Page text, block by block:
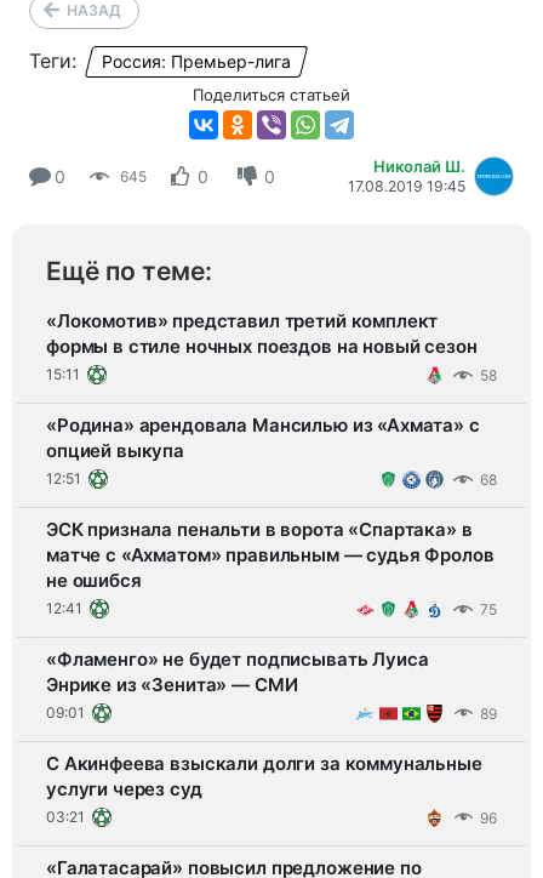
НАЗАД
Теги: Россия: Премьер-лига
Поделиться статьей
0 645 0 0 Николай Ш.
17.08.2019 19:45
Ещё по теме:
«Локомотив» представил третий комплект
формы в стиле ночных поездов на новый сезон
15:11 58
«Родина» арендовала Мансилью из «Ахмата» с
опцией выкупа
12:51 68
ЭСК признала пенальти в ворота «Спартака» в
матче с «Ахматом» правильным — судья Фролов
не ошибся
12:41 75
«Фламенго» не будет подписывать Луиса
Энрике из «Зенита» — СМИ
09:01 89
С Акинфеева взыскали долги за коммунальные
услуги через суд
03:21 96
«Галатасарай» повысил предложение по